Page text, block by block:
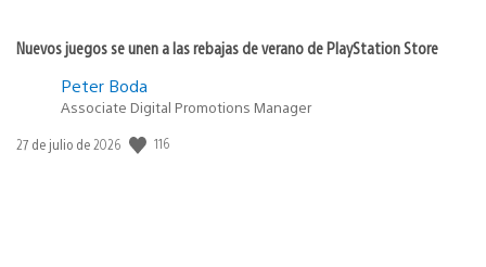
Nuevos juegos se unen a las rebajas de verano de PlayStation Store
Peter Boda
Associate Digital Promotions Manager
Fecha
27 de julio de 2026 116